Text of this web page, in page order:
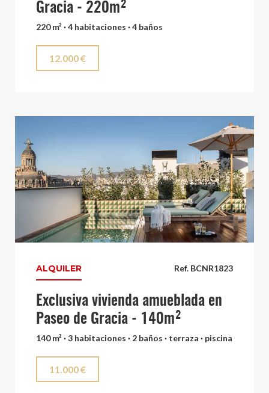
Gracia - 220m²
220 m² · 4 habitaciones · 4 baños
12.000 €
Ref. BCNR1823
ALQUILER
Exclusiva vivienda amueblada en
Paseo de Gracia - 140m²
140 m² · 3 habitaciones · 2 baños · terraza · piscina
11.000 €